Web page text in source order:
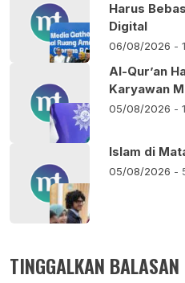
Harus
Digital
06/08/2026 -
Al-Qur’an
Karyawan
05/08/2026 -
Islam di
05/08/2026 -
TINGGALKAN BALASAN